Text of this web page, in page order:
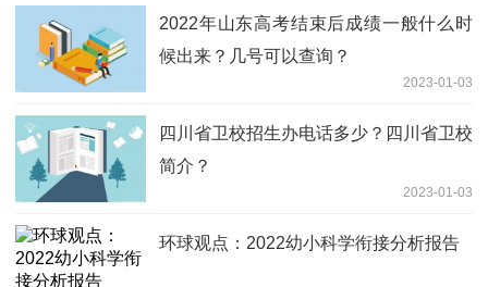
2022年山东高考结束后成绩一般什么时
候出来？几号可以查询？
2023-01-03
四川省卫校招生办电话多少？四川省卫校
简介？
2023-01-03
环球观点：2022幼小科学衔接分析报告